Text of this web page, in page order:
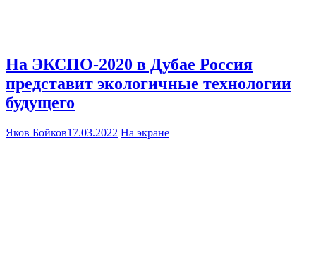
На ЭКСПО-2020 в Дубае Россия
представит экологичные технологии
будущего
Яков Бойков17.03.2022 На экране